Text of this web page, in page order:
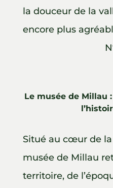
la douceur de la
encore plus
Le musée de Millau
Situé au cœur de
musée de Millau
territoire, de